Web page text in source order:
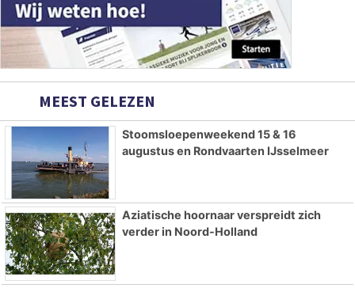
MEEST GELEZEN
Stoomsloepenweekend 15 & 16
augustus en Rondvaarten IJsselmeer
Aziatische hoornaar verspreidt zich
verder in Noord-Holland